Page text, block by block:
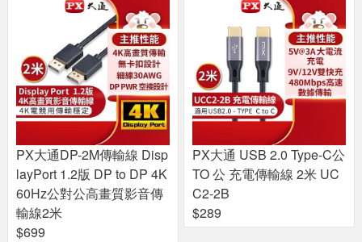
PX大通DP-2M傳輸線 Disp
layPort 1.2版 DP to DP 4K
60Hz公對公高畫質影音傳
輸線2米
$699
PX大通 USB 2.0 Type-C公
TO 公 充電傳輸線 2米 UC
C2-2B
$289